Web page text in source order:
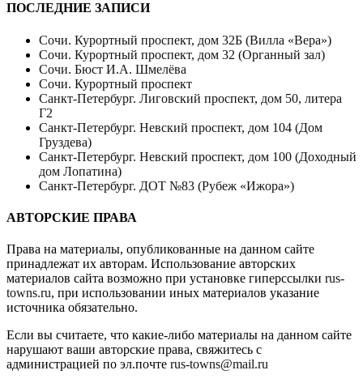
ПОСЛЕДНИЕ ЗАПИСИ
Сочи. Курортный проспект, дом 32Б (Вилла «Вера»)
Сочи. Курортный проспект, дом 32 (Органный зал)
Сочи. Бюст И.А. Шмелёва
Сочи. Курортный проспект
Санкт-Петербург. Лиговский проспект, дом 50, литера
Г2
Санкт-Петербург. Невский проспект, дом 104 (Дом
Груздева)
Санкт-Петербург. Невский проспект, дом 100 (Доходный
дом Лопатина)
Санкт-Петербург. ДОТ №83 (Рубеж «Ижора»)
АВТОРСКИЕ ПРАВА
Права на материалы, опубликованные на данном сайте
принадлежат их авторам. Использование авторских
материалов сайта возможно при установке гиперссылки rus-
towns.ru, при использовании иных материалов указание
источника обязательно.
Если вы считаете, что какие-либо материалы на данном сайте
нарушают ваши авторские права, свяжитесь с
администрацией по эл.почте rus-towns@mail.ru